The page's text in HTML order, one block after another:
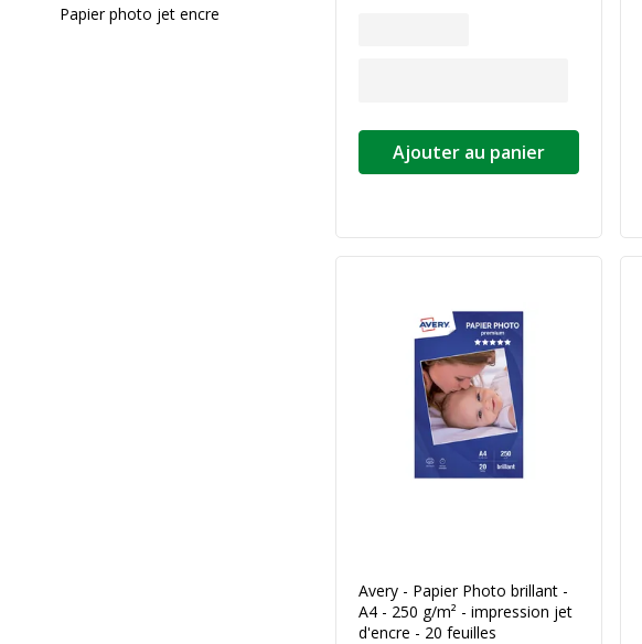
Papier photo jet encre
Ajouter au panier
Avery - Papier Photo brillant -
A4 - 250 g/m² - impression jet
d'encre - 20 feuilles